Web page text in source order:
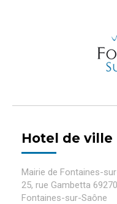
Hotel de ville
Mairie de Fontaines-
25, rue Gambetta 69270
Fontaines-sur-Saône